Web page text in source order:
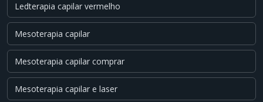
Ledterapia capilar vermelho
Mesoterapia capilar
Mesoterapia capilar comprar
Mesoterapia capilar e laser